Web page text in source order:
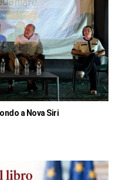
a Nova Siri